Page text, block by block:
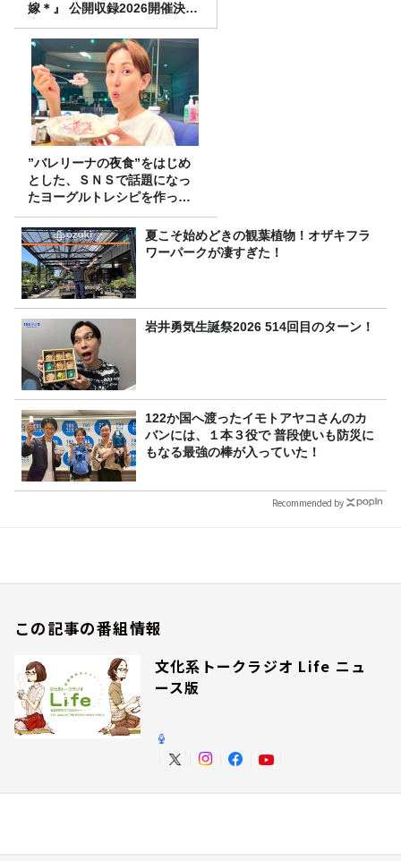
嫁＊』 公開収録2026開催決
定！
”バレリーナの夜食”をはじめ
とした、ＳＮＳで話題になっ
たヨーグルトレシピを作って
みた！
夏こそ始めどきの観葉植物！オザキフラ
ワーパークが凄すぎた！
岩井勇気生誕祭2026 514回目のターン！
122か国へ渡ったイモトアヤコさんのカ
バンには、１本３役で 普段使いも防災に
もなる最強の棒が入っていた！
Recommended by
この記事の番組情報
文化系トークラジオ Life ニュ
ース版